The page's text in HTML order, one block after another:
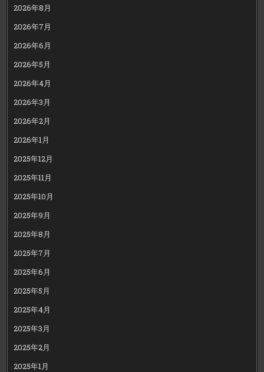
2026年8月
2026年7月
2026年6月
2026年5月
2026年4月
2026年3月
2026年2月
2026年1月
2025年12月
2025年11月
2025年10月
2025年9月
2025年8月
2025年7月
2025年6月
2025年5月
2025年4月
2025年3月
2025年2月
2025年1月